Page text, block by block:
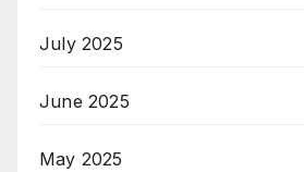
July 2025
June 2025
May 2025